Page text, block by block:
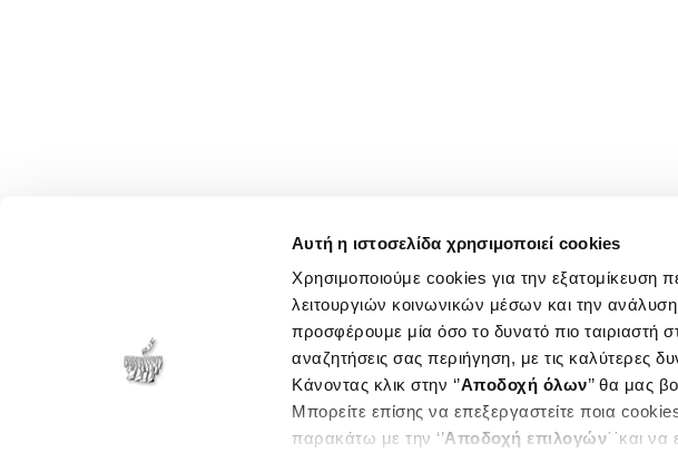
Αυτή η ιστοσελίδα χρησιμοποιεί cookies
Χρησιμοποιούμε cookies για την εξατομίκευση
λειτουργιών κοινωνικών μέσων και την
προσφέρουμε μία όσο το δυνατό πιο ταιριαστή
αναζητήσεις σας περιήγηση, με τις καλύτερες
Κάνοντας κλικ στην ‘’Αποδοχή όλων’’ θα μας
Μπορείτε επίσης να επεξεργαστείτε ποια
παρακάτω με την ‘’Αποδοχή επιλογών΄΄και